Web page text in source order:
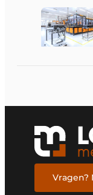
Vragen?